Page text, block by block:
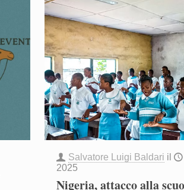
Salvatore Luigi Baldari il
2025
Nigeria, attacco alla